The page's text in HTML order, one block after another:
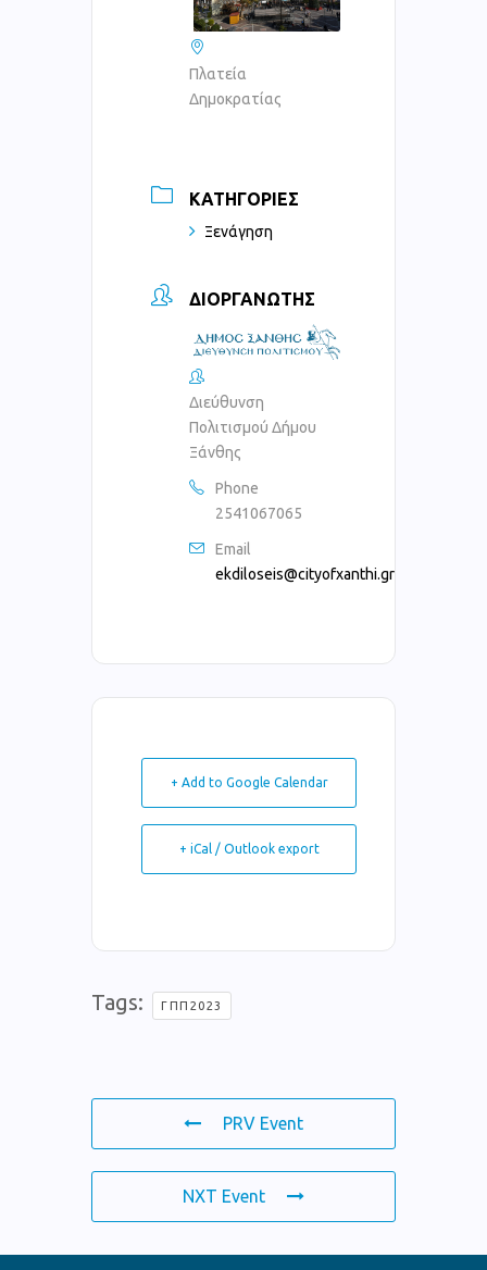
Πλατεία
Δημοκρατίας
ΚΑΤΗΓΟΡΊΕΣ
Ξενάγηση
ΔΙΟΡΓΑΝΩΤΉΣ
Διεύθυνση
Πολιτισμού Δήμου
Ξάνθης
Phone
2541067065
Email
ekdiloseis@cityofxanthi.gr
+ Add to Google Calendar
+ iCal / Outlook export
Tags: ΓΠΠ2023
PRV Event
NXT Event